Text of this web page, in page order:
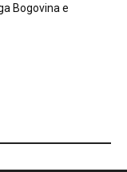
Bogovina e